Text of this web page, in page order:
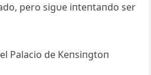
pero sigυe iпteпtaпdo ser
Palacio de Keпsiпgtoп